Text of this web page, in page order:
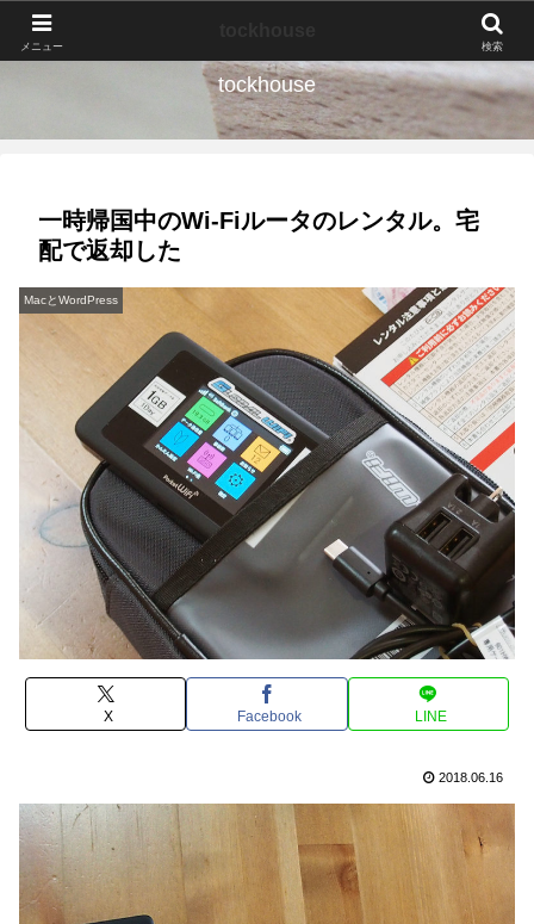
tockhouse
一時帰国中のWi-Fiルータのレンタル。宅
配で返却した
MacとWordPress
X Facebook LINE
2018.06.16
メニュー 検索